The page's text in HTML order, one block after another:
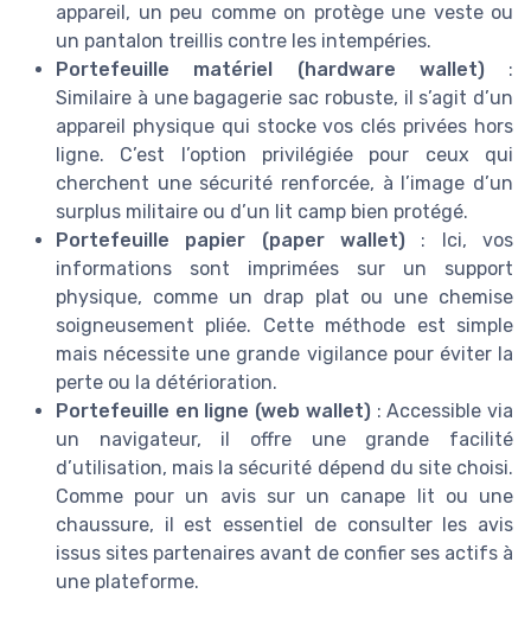
appareil, un peu comme on protège une veste ou
un pantalon treillis contre les intempéries.
Portefeuille matériel (hardware wallet):
Similaire à une bagagerie sac robuste, il s’agit d’un
appareil physique qui stocke vos clés privées hors
ligne. C’est l’option privilégiée pour ceux qui
cherchent une sécurité renforcée, à l’image d’un
surplus militaire ou d’un lit camp bien protégé.
Portefeuille papier (paper wallet) : Ici, vos
informations sont imprimées sur un support
physique, comme un drap plat ou une chemise
soigneusement pliée. Cette méthode est simple
mais nécessite une grande vigilance pour éviter la
perte ou la détérioration.
Portefeuille en ligne (web wallet): Accessible via
un navigateur, il offre une grande facilité
d’utilisation, mais la sécurité dépend du site choisi.
Comme pour un avis sur un canape lit ou une
chaussure, il est essentiel de consulter les avis
issus sites partenaires avant de confier ses actifs à
une plateforme.